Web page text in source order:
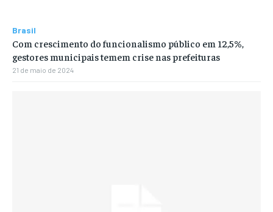
Brasil
Com crescimento do funcionalismo público em 12,5%,
gestores municipais temem crise nas prefeituras
21 de maio de 2024